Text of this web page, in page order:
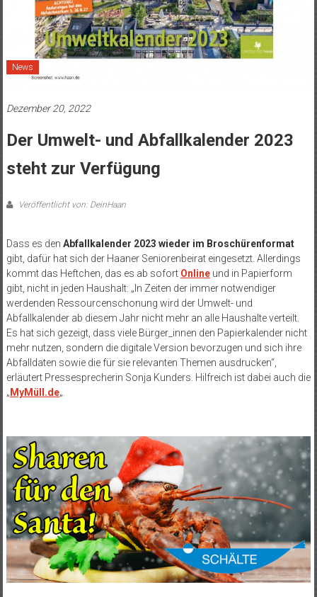
News
Dezember 20, 2022
Der Umwelt- und Abfallkalender 2023
steht zur Verfügung
Veröffentlicht von: DeinHaan
Dass es den Abfallkalender 2023 wieder im Broschürenformat
gibt, dafür hat sich der Haaner Seniorenbeirat eingesetzt. Allerdings
kommt das Heftchen, das es ab sofort Onlineund in Papierform
gibt, nicht in jeden Haushalt: „In Zeiten der immer notwendiger
werdenden Ressourcenschonung wird der Umwelt- und
Abfallkalender ab diesem Jahr nicht mehr an alle Haushalte verteilt.
Es hat sich gezeigt, dass viele Bürger_innen den Papierkalender nicht
mehr nutzen, sondern die digitale Version bevorzugen und sich ihre
Abfalldaten sowie die für sie relevanten Themen ausdrucken“,
erläutert Pressesprecherin Sonja Kunders. Hilfreich ist dabei auch die
„ MyMüll.de„.